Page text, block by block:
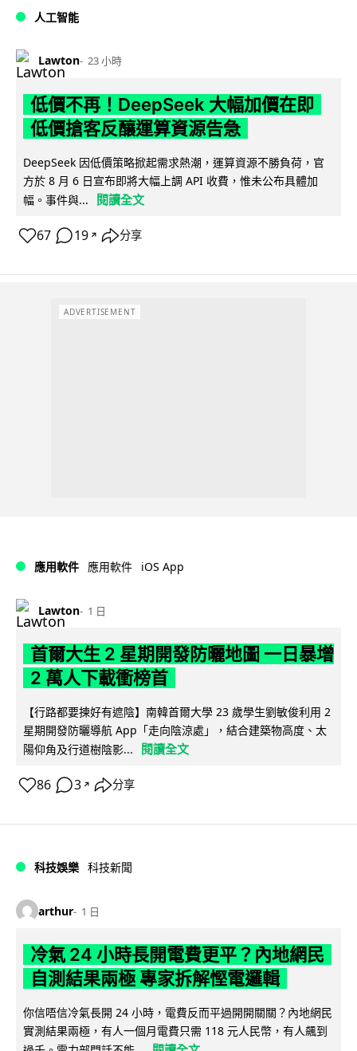
人工智能
Lawton 23 小時
低價不再！DeepSeek 大幅加價在即
低價搶客反釀運算資源告急
DeepSeek 因低價策略掀起需求熱潮，運算資源不勝負荷，官
方於 8 月 6 日宣布即將大幅上調 API 收費，惟未公布具體加
幅。事件與...
閱讀全文
67 19 ↗ 分享
ADVERTISEMENT
應用軟件 應用軟件 iOS App
Lawton 1 日
首爾大生 2 星期開發防曬地圖 一日暴增
2 萬人下載衝榜首
【行路都要揀好有遮陰】南韓首爾大學 23 歲學生劉敏俊利用 2
星期開發防曬導航 App「走向陰涼處」，結合建築物高度、太
陽仰角及行道樹陰影...
閱讀全文
86 3 ↗ 分享
科技娛樂 科技新聞
arthur 1 日
冷氣 24 小時長開電費更平？內地網民
自測結果兩極 專家拆解慳電邏輯
你信唔信冷氣長開 24 小時，電費反而平過開開關關？內地網民
實測結果兩極，有人一個月電費只需 118 元人民幣，有人飆到